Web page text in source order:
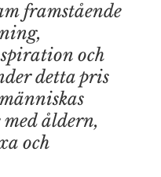
framstående
och
detta pris
åldern,
och